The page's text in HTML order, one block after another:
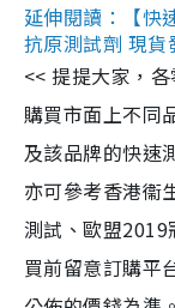
延伸閱讀：【快
抗原測試劑 現
<< 提提大家，
購買市面上不同
及該品牌的快速
亦可參考香港衞
測試、歐盟
買前留意訂購平